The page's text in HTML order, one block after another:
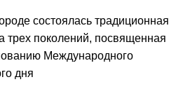
состоялась традиционная
трех поколений, посвященная
Международного
дня